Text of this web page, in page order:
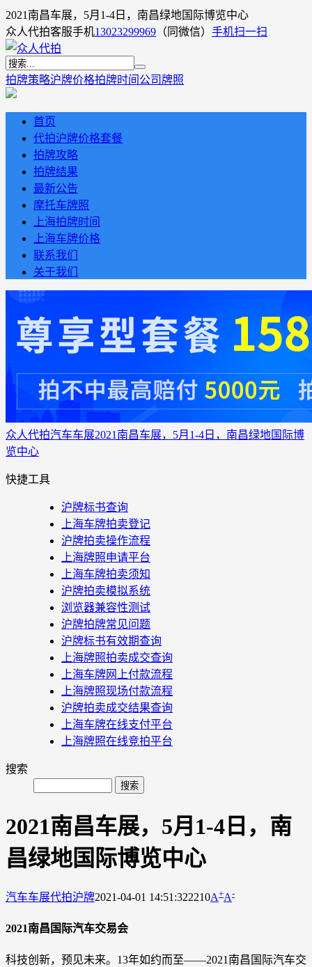
2021南昌车展，5月1-4日，南昌绿地国际博览中心
众人代拍客服手机13023299969 （同微信） 手机扫一扫
拍牌策略沪牌价格拍牌时间 公司牌照
首页
代拍沪牌价格套餐
拍牌攻略
拍牌结果
最新公告
摩托车牌照
上海拍牌时间
上海车牌价格
联系我们
关于我们
众人代拍汽车车展2021南昌车展，5月1-4日，南昌绿地国际博
览中心
快捷工具
沪牌标书查询
上海车牌拍卖登记
沪牌拍卖操作流程
上海牌照申请平台
上海车牌拍卖须知
沪牌拍卖模拟系统
浏览器兼容性测试
沪牌拍牌常见问题
沪牌标书有效期查询
上海牌照拍卖成交查询
上海车牌网上付款流程
上海牌照现场付款流程
沪牌拍卖成交结果查询
上海车牌在线支付平台
上海牌照在线竞拍平台
搜索
2021南昌车展，5月1-4日，南
昌绿地国际博览中心
汽车车展代拍沪牌2021-04-01 14:51:322210A+A-
2021南昌国际汽车交易会
科技创新，预见未来。13年如约而至——2021南昌国际汽车交